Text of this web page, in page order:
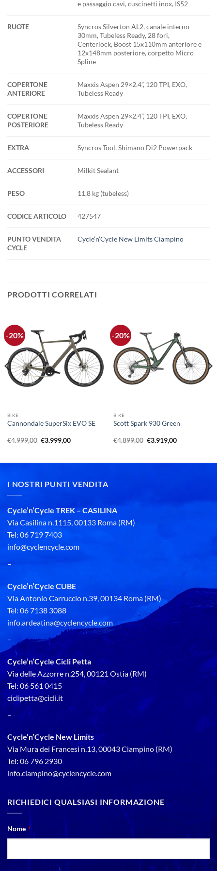
e passaggio cavi, cuscinetti inox, IS52
RUOTE
Syncros Silverton AL2, canale interno
30mm, Tubeless Ready, 28 fori,
Centerlock, Boost 15x110mm anteriore e
12x148mm posteriore, corpetto Micro
Spline
COPERTONE
ANTERIORE
Maxxis Aspen 29×2.4”, 120 TPI, EXO,
Tubeless Ready
COPERTONE
POSTERIORE
Maxxis Aspen 29×2.4”, 120 TPI, EXO,
Tubeless Ready
EXTRA Syncros Tool, Shimano Di2 Powerpack
ACCESSORI Milkit Sealant
PESO 11,8 kg (tubeless)
CODICE ARTICOLO 427547
PUNTO VENDITA
CYCLE
Cycle’n’Cycle New Limits Ciampino
PRODOTTI CORRELATI
-20%
BIKE
Cannondale SuperSix EVO SE
€4.999,00 Il
€4.999,00.
€3.999,00Il
€3.999,00.
-20%
BIKE
Scott Spark 930 Green
€4.899,00 Il
€4.899,00.
€3.919,00Il
€3.919,00.
I NOSTRI PUNTI VENDITA
Cycle’n’Cycle TREK – CASILINA
Via Casilina n.1115, 00133 Roma (RM)
Tel: 06 719 7403
info@cyclencycle.com
–
Cycle’n’Cycle CUBE
Via Antonio Carruccio n.39, 00134 Roma (RM)
Tel: 06 7138 3088
info.ardeatina@cyclencycle.com
–
Cycle’n’Cycle Cicli Petta
Via delle Azzorre n.254, 00121 Ostia (RM)
Tel: 06 561 0415
ciclipetta@cicli.it
–
Cycle’n’Cycle New Limits
Via Mura dei Francesi n.13, 00043 Ciampino (RM)
Tel: 06 796 2930
info.ciampino@cyclencycle.com
RICHIEDICI QUALSIASI INFORMAZIONE
Nome *